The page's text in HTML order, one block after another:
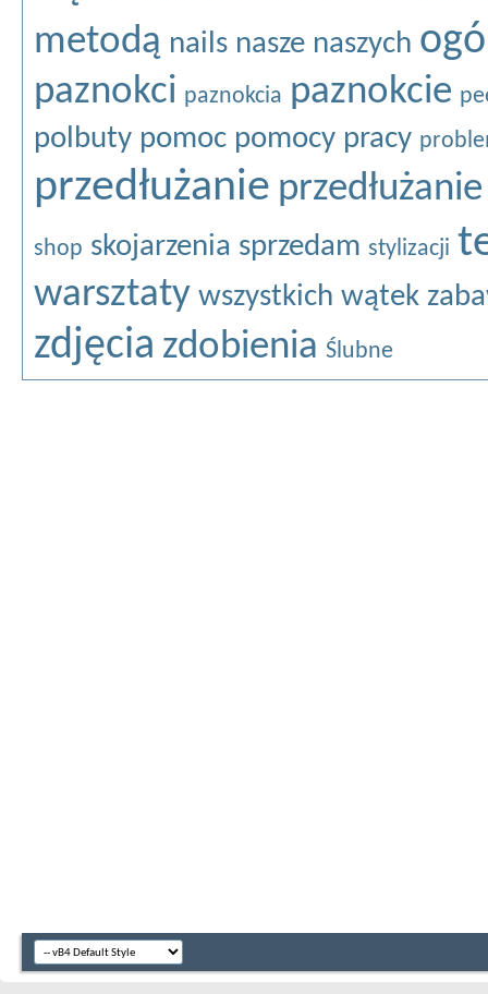
metodą nails nasze naszych
paznokci paznokcia paznokcie
polbuty pomoc pomocy pracy
przedłużanie
shop skojarzenia sprzedam stylizacji
warsztaty wszystkich wątek
zdjęcia zdobienia Ślubne